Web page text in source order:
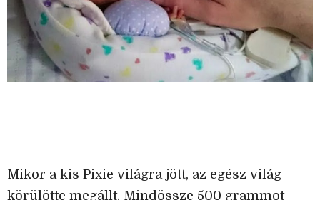
Mikor a kis Pixie világra jött, az egész világ
körülötte megállt. Mindössze 500 grammot